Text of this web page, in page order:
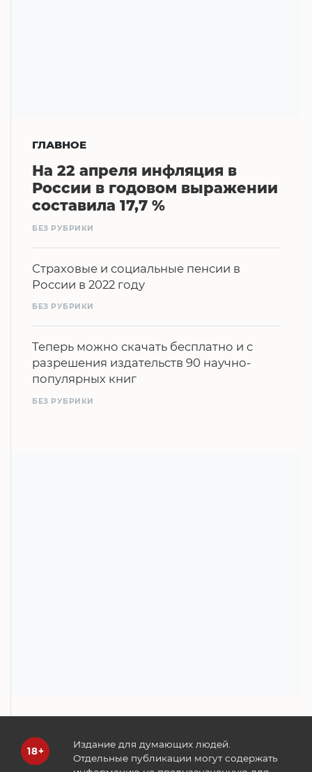
ГЛАВНОЕ
На 22 апреля инфляция в
России в годовом выражении
составила 17,7 %
БЕЗ РУБРИКИ
Страховые и социальные пенсии в
России в 2022 году
БЕЗ РУБРИКИ
Теперь можно скачать бесплатно и с
разрешения издательств 90 научно-
популярных книг
БЕЗ РУБРИКИ
Издание для думающих людей.
Отдельные публикации могут содержать